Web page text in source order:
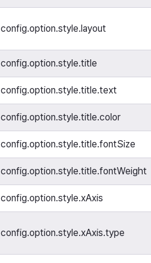
config.option.style.layout
config.option.style.title
config.option.style.title.text
config.option.style.title.color
config.option.style.title.fontSize
config.option.style.title.fontWeight
config.option.style.xAxis
config.option.style.xAxis.type